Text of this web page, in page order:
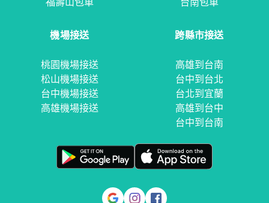
機場接送
桃園機場接送
松山機場接送
台中機場接送
高雄機場接送
跨縣市接送
高雄到台南
台中到台北
台北到宜蘭
高雄到台中
台中到台南